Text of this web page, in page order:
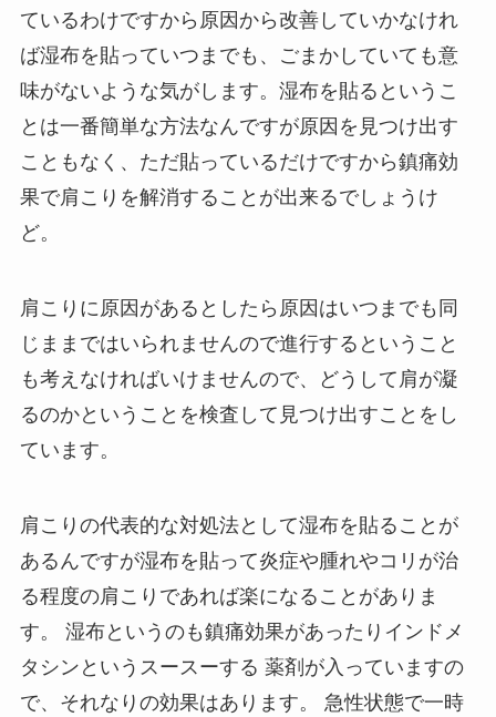
ているわけですから原因から改善していかなけれ
ば湿布を貼っていつまでも、ごまかしていても意
味がないような気がします。湿布を貼るというこ
とは一番簡単な方法なんですが原因を見つけ出す
こともなく、ただ貼っているだけですから鎮痛効
果で肩こりを解消することが出来るでしょうけ
ど。
肩こりに原因があるとしたら原因はいつまでも同
じままではいられませんので進行するということ
も考えなければいけませんので、どうして肩が凝
るのかということを検査して見つけ出すことをし
ています。
肩こりの代表的な対処法として湿布を貼ることが
あるんですが湿布を貼って炎症や腫れやコリが治
る程度の肩こりであれば楽になることがありま
す。 湿布というのも鎮痛効果があったりインドメ
タシンというスースーする 薬剤が入っていますの
で、それなりの効果はあります。 急性状態で一時